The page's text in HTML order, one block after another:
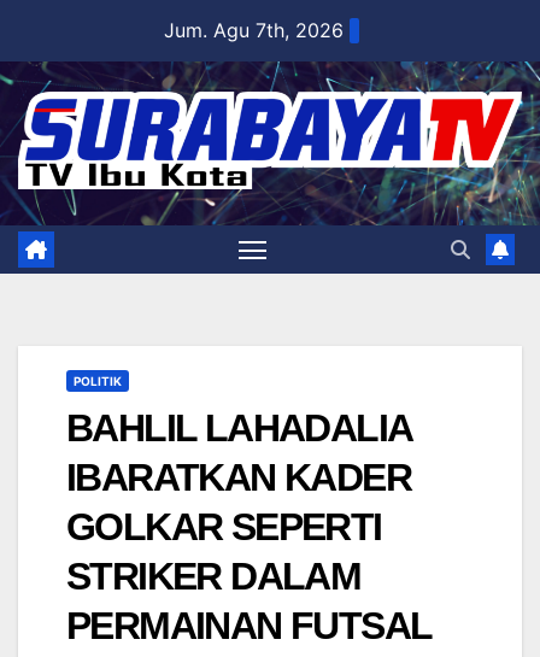
content
Jum. Agu 7th, 2026
POLITIK
BAHLIL LAHADALIA
IBARATKAN KADER
GOLKAR SEPERTI
STRIKER DALAM
PERMAINAN FUTSAL